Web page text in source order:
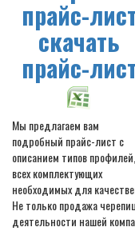
прайс-
скачать
прайс-
Мы предлагаем вам
подробный прайс-лист с
описанием типов профилей,
всех комплектующих
необходимых для
Не только продажа
деятельности нашей